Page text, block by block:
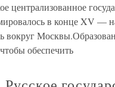
централизованное
в конце XV —
вокруг
обеспечить